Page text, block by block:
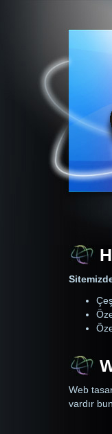
Web
vardır